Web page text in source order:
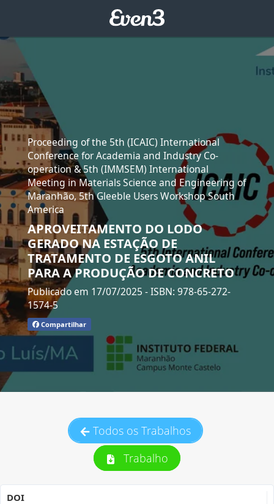
Proceeding of the 5th (ICAIC) International
Conference for Academia and Industry Co-
operation & 5th (IMMSEM) International
Meeting in Materials Science and Engineering of
Maranhão, 5th Gleeble Users Workshop South
America
APROVEITAMENTO DO LODO
GERADO NA ESTAÇÃO DE
TRATAMENTO DE ESGOTO ANIL
PARA A PRODUÇÃO DE CONCRETO
Publicado em 17/07/2025 - ISBN: 978-65-272-
1574-5
Compartilhar
Todos os Trabalhos
Trabalho
DOI